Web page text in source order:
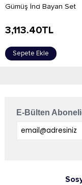
​Gümüş İnci Bayan Set
3,113.40TL
Sepete Ekle
E-Bülten